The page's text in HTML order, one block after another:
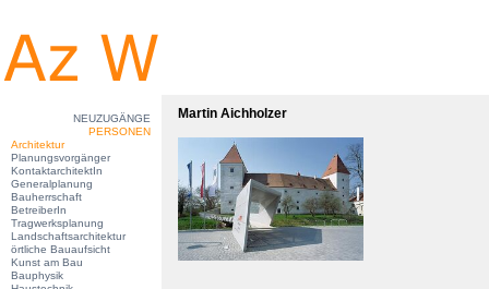
NEUZUGÄNGE
PERSONEN
Architektur
Planungsvorgänger
KontaktarchitektIn
Generalplanung
Bauherrschaft
BetreiberIn
Tragwerksplanung
Landschaftsarchitektur
örtliche Bauaufsicht
Kunst am Bau
Bauphysik
Martin Aichholzer